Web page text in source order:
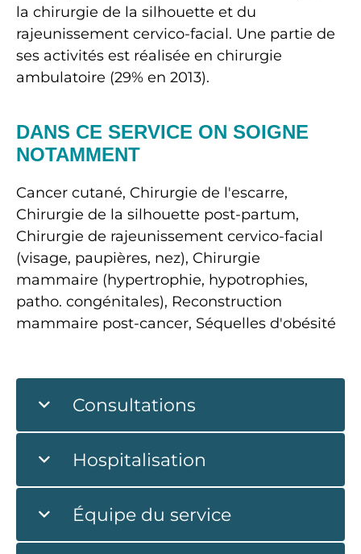
la chirurgie de la silhouette et du
rajeunissement cervico-facial. Une partie de
ses activités est réalisée en chirurgie
ambulatoire (29% en 2013).
DANS CE SERVICE ON SOIGNE
NOTAMMENT
Cancer cutané, Chirurgie de l'escarre,
Chirurgie de la silhouette post-partum,
Chirurgie de rajeunissement cervico-facial
(visage, paupières, nez), Chirurgie
mammaire (hypertrophie, hypotrophies,
patho. congénitales), Reconstruction
mammaire post-cancer, Séquelles d'obésité
Consultations
Hospitalisation
Équipe du service